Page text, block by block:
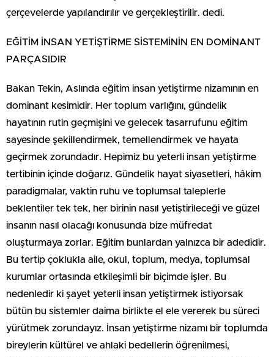
çerçevelerde yapılandırılır ve gerçekleştirilir. dedi.
EĞİTİM İNSAN YETİŞTİRME SİSTEMİNİN EN DOMİNANT
PARÇASIDIR
Bakan Tekin, Aslında eğitim insan yetiştirme nizamının en
dominant kesimidir. Her toplum varlığını, gündelik
hayatının rutin geçmişini ve gelecek tasarrufunu eğitim
sayesinde şekillendirmek, temellendirmek ve hayata
geçirmek zorundadır. Hepimiz bu yeterli insan yetiştirme
tertibinin içinde doğarız. Gündelik hayat siyasetleri, hâkim
paradigmalar, vaktin ruhu ve toplumsal taleplerle
beklentiler tek tek, her birinin nasıl yetiştirileceği ve güzel
insanın nasıl olacağı konusunda bize müfredat
oluşturmaya zorlar. Eğitim bunlardan yalnızca bir adedidir.
Bu tertip çoklukla aile, okul, toplum, medya, toplumsal
kurumlar ortasında etkileşimli bir biçimde işler. Bu
nedenledir ki şayet yeterli insan yetiştirmek istiyorsak
bütün bu sistemler daima birlikte el ele vererek bu süreci
yürütmek zorundayız. İnsan yetiştirme nizamı bir toplumda
bireylerin kültürel ve ahlaki bedellerin öğrenilmesi,